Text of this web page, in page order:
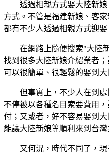
透過相親方式娶大陸新
方式。不管是福建新娘、客
都有不少人透過相親方式迎娶
在網路上隨便搜索"大陸
找到很多大陸新娘介紹業者
可以很簡單、很輕鬆的娶到
但事實上，不少人在到
不停被以各種名目索要費用
付；又或者，好不容易娶到
能讓大陸新娘等順利來到台灣
又何況，時代不同了，